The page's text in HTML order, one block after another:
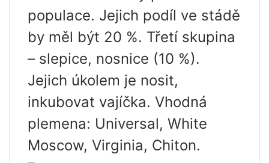
populace. Jejich podíl ve stádě
by měl být 20 %. Třetí skupina
– slepice, nosnice (10 %).
Jejich úkolem je nosit,
inkubovat vajíčka. Vhodná
plemena: Universal, White
Moscow, Virginia, Chiton.